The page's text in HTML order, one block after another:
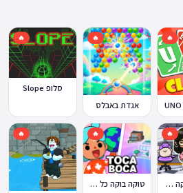
🔥
🔥
אגדת באבלס
🔥
סלופ Slope
🔥
טיקטוק טוקה בוקה
🔥
טוקה בוקה כל העולמות בחינם
🔥